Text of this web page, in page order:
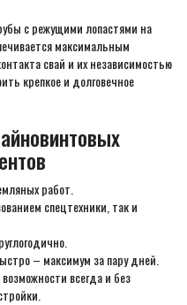
с режущими лопастями на
максимальным
свай и их независимостью
крепкое и долговечное
работ.
спецтехники, так и
– максимум за пару дней.
всегда и без